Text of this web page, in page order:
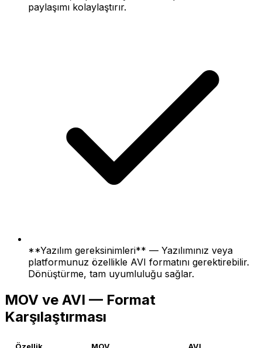
paylaşımı kolaylaştırır.
**Yazılım gereksinimleri** — Yazılımınız veya
platformunuz özellikle AVI formatını gerektirebilir.
Dönüştürme, tam uyumluluğu sağlar.
MOV ve AVI — Format
Karşılaştırması